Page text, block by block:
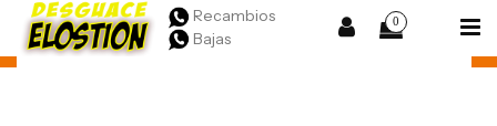
Recambios
Bajas
0